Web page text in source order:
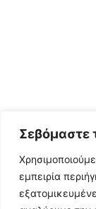
Σεβόμαστε
εμπειρία